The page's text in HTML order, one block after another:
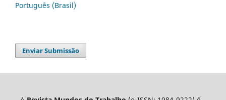
Português (Brasil)
Enviar Submissão